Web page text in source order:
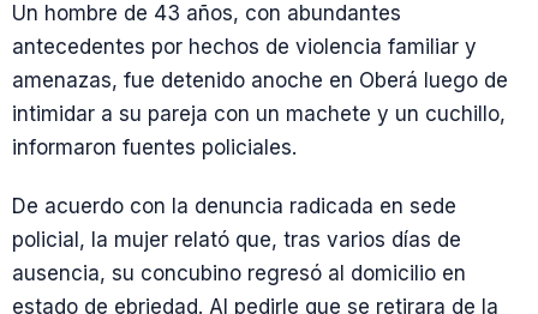
Un hombre de 43 años, con abundantes
antecedentes por hechos de violencia familiar y
amenazas, fue detenido anoche en Oberá luego de
intimidar a su pareja con un machete y un cuchillo,
informaron fuentes policiales.
De acuerdo con la denuncia radicada en sede
policial, la mujer relató que, tras varios días de
ausencia, su concubino regresó al domicilio en
estado de ebriedad. Al pedirle que se retirara de la